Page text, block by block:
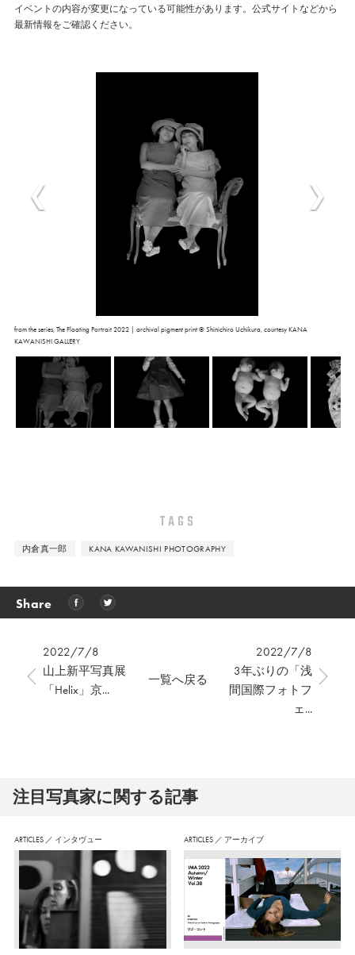
イベントの内容が変更になっている可能性があります。公式サイトなどから
最新情報をご確認ください。
from the series, The Floating Portrait 2022 | archival pigment print ©︎ Shinichiro Uchikura, courtesy KANA
KAWANISHI GALLERY
TAGS
内倉真一郎 KANA KAWANISHI PHOTOGRAPHY
Share
2022/7/8
山上新平写真展
「Helix」京...
2022/7/8
3年ぶりの「浅
間国際フォトフ
ェ...
一覧へ戻る
注⽬写真家に関する記事
ARTICLES ／ インタヴュー ARTICLES ／ アーカイブ